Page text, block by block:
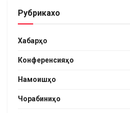
Рубрикахо
Хабарҳо
Конференсияҳо
Намоишҳо
Чорабиниҳо